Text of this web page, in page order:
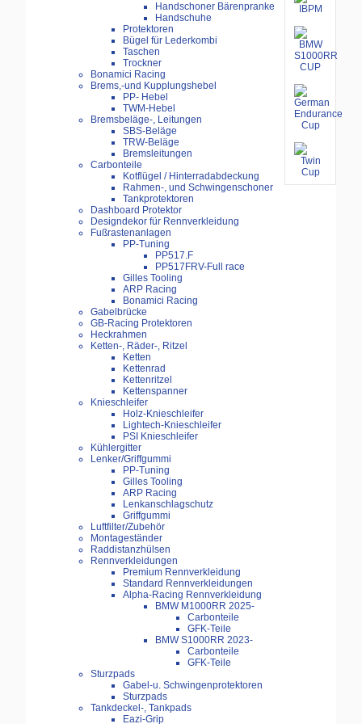
Handschoner Bärenpranke
Handschuhe
Protektoren
Bügel für Lederkombi
Taschen
Trockner
Bonamici Racing
Brems,-und Kupplungshebel
PP- Hebel
TWM-Hebel
Bremsbeläge-, Leitungen
SBS-Beläge
TRW-Beläge
Bremsleitungen
Carbonteile
Kotflügel / Hinterradabdeckung
Rahmen-, und Schwingenschoner
Tankprotektoren
Dashboard Protektor
Designdekor für Rennverkleidung
Fußrastenanlagen
PP-Tuning
PP517.F
PP517FRV-Full race
Gilles Tooling
ARP Racing
Bonamici Racing
Gabelbrücke
GB-Racing Protektoren
Heckrahmen
Ketten-, Räder-, Ritzel
Ketten
Kettenrad
Kettenritzel
Kettenspanner
Knieschleifer
Holz-Knieschleifer
Lightech-Knieschleifer
PSI Knieschleifer
Kühlergitter
Lenker/Griffgummi
PP-Tuning
Gilles Tooling
ARP Racing
Lenkanschlagschutz
Griffgummi
Luftfilter/Zubehör
Montageständer
Raddistanzhülsen
Rennverkleidungen
Premium Rennverkleidung
Standard Rennverkleidungen
Alpha-Racing Rennverkleidung
BMW M1000RR 2025-
Carbonteile
GFK-Teile
BMW S1000RR 2023-
Carbonteile
GFK-Teile
Sturzpads
Gabel-u. Schwingenprotektoren
Sturzpads
Tankdeckel-, Tankpads
Eazi-Grip